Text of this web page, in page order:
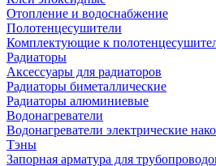
Отопление и водоснабжение
Полотенцесушители
Комплектующие к
Радиаторы
Аксессуары для радиаторов
Радиаторы биметаллические
Радиаторы алюминиевые
Водонагреватели
Водонагреватели электрические
Тэны
Запорная арматура для